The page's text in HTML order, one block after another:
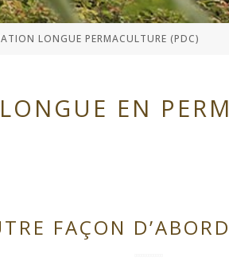
LONGUE PERMACULTURE (PDC)
EN
FAÇON